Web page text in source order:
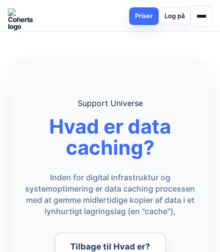
Priser Log på
Support Universe
Hvad er data
caching?
Inden for digital infrastruktur og
systemoptimering er data caching processen
med at gemme midlertidige kopier af data i et
lynhurtigt lagringslag (en "cache"),
Tilbage til Hvad er?